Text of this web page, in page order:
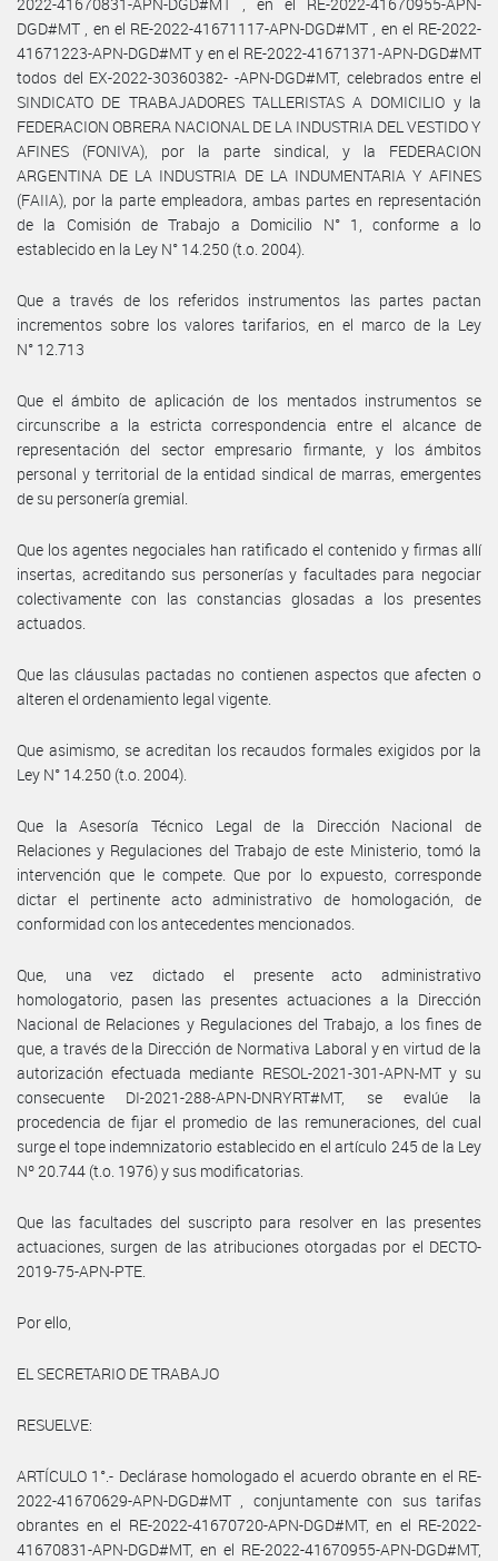
DGD#MT , en el RE-2022-41671117-APN-DGD#MT , en el RE-2022-
41671223-APN-DGD#MT y en el RE-2022-41671371-APN-DGD#MT
todos del EX-2022-30360382- -APN-DGD#MT, celebrados entre el
SINDICATO DE TRABAJADORES TALLERISTAS A DOMICILIO y la
FEDERACION OBRERA NACIONAL DE LA INDUSTRIA DEL VESTIDO Y
AFINES (FONIVA), por la parte sindical, y la FEDERACION
ARGENTINA DE LA INDUSTRIA DE LA INDUMENTARIA Y AFINES
(FAIIA), por la parte empleadora, ambas partes en representación
de la Comisión de Trabajo a Domicilio N° 1, conforme a lo
establecido en la Ley N° 14.250 (t.o. 2004).
Que a través de los referidos instrumentos las partes pactan
incrementos sobre los valores tarifarios, en el marco de la Ley
N° 12.713
Que el ámbito de aplicación de los mentados instrumentos se
circunscribe a la estricta correspondencia entre el alcance de
representación del sector empresario firmante, y los ámbitos
personal y territorial de la entidad sindical de marras, emergentes
de su personería gremial.
Que los agentes negociales han ratificado el contenido y firmas allí
insertas, acreditando sus personerías y facultades para negociar
colectivamente con las constancias glosadas a los presentes
actuados.
Que las cláusulas pactadas no contienen aspectos que afecten o
alteren el ordenamiento legal vigente.
Que asimismo, se acreditan los recaudos formales exigidos por la
Ley N° 14.250 (t.o. 2004).
Que la Asesoría Técnico Legal de la Dirección Nacional de
Relaciones y Regulaciones del Trabajo de este Ministerio, tomó la
intervención que le compete. Que por lo expuesto, corresponde
dictar el pertinente acto administrativo de homologación, de
conformidad con los antecedentes mencionados.
Que, una vez dictado el presente acto administrativo
homologatorio, pasen las presentes actuaciones a la Dirección
Nacional de Relaciones y Regulaciones del Trabajo, a los fines de
que, a través de la Dirección de Normativa Laboral y en virtud de la
autorización efectuada mediante RESOL-2021-301-APN-MT y su
consecuente DI-2021-288-APN-DNRYRT#MT, se evalúe la
procedencia de fijar el promedio de las remuneraciones, del cual
surge el tope indemnizatorio establecido en el artículo 245 de la Ley
Nº 20.744 (t.o. 1976) y sus modificatorias.
Que las facultades del suscripto para resolver en las presentes
actuaciones, surgen de las atribuciones otorgadas por el DECTO-
2019-75-APN-PTE.
Por ello,
EL SECRETARIO DE TRABAJO
RESUELVE:
ARTÍCULO 1°.- Declárase homologado el acuerdo obrante en el RE-
2022-41670629-APN-DGD#MT , conjuntamente con sus tarifas
obrantes en el RE-2022-41670720-APN-DGD#MT, en el RE-2022-
41670831-APN-DGD#MT, en el RE-2022-41670955-APN-DGD#MT,